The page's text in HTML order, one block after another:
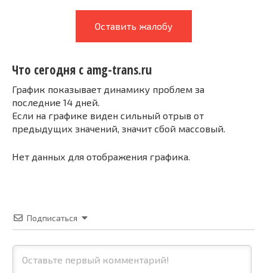
Оставить жалобу
Что сегодня с amg-trans.ru
График показывает динамику проблем за
последние 14 дней.
Если на графике виден сильный отрыв от
предыдущих значений, значит сбой массовый.
Нет данных для отображения графика.
Подписаться